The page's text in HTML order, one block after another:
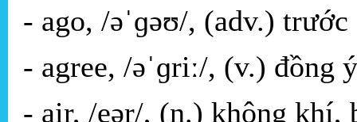
- ago, /əˈɡəʊ/, (adv.) trước
- agree, /əˈɡriː/, (v.) đồng
- air, /eər/, (n.) không khí,